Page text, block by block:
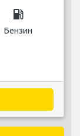
local_gas_station
Бензин